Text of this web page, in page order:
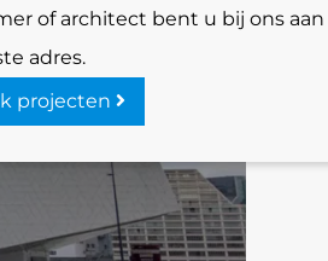
of architect bent u bij ons aan
adres.
projecten